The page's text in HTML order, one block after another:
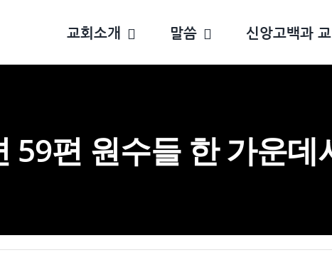
교회소개 말씀 신앙고백과
59편 원수들 한 가운데